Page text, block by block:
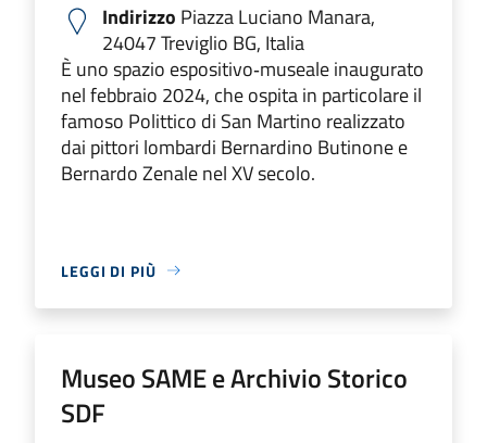
Indirizzo Piazza Luciano Manara,
24047 Treviglio BG, Italia
È uno spazio espositivo‑museale inaugurato
nel febbraio 2024, che ospita in particolare il
famoso Polittico di San Martino realizzato
dai pittori lombardi Bernardino Butinone e
Bernardo Zenale nel XV secolo.
LEGGI DI PIÙ
Museo SAME e Archivio Storico
SDF